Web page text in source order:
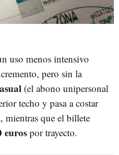
uso menos intensivo
pero sin la
(el abono unipersonal
techo y pasa a costar
mientras que el billete
euros por trayecto.